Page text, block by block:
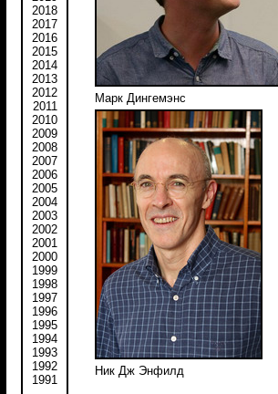
2018
2017
2016
2015
2014
2013
2012
2011
2010
2009
2008
2007
2006
2005
2004
2003
2002
2001
2000
1999
1998
1997
1996
1995
1994
1993
1992
1991
Марк Дингемэнс
Ник Дж Энфилд